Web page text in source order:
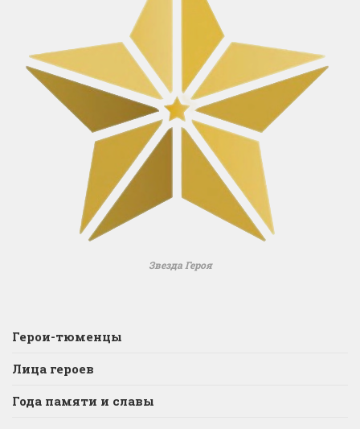
Звезда Героя
Герои-тюменцы
Лица героев
Года памяти и славы